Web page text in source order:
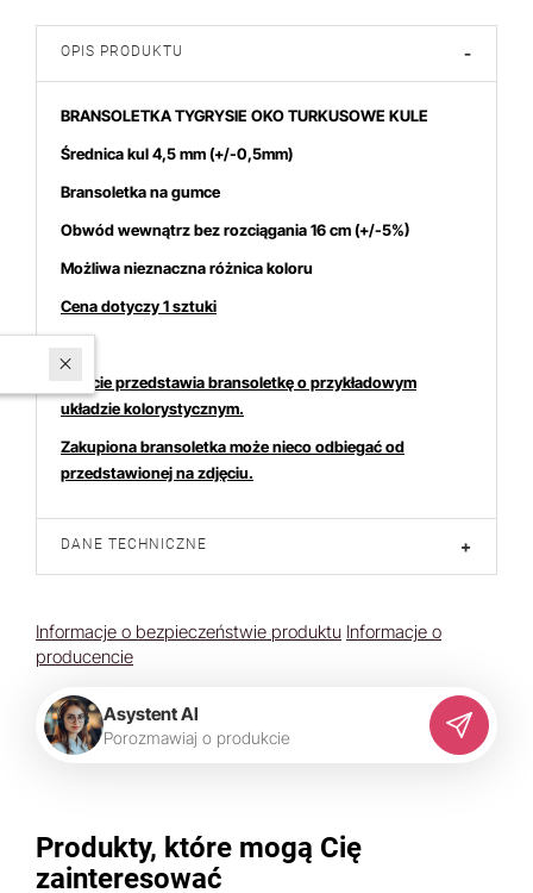
OPIS PRODUKTU -
BRANSOLETKA TYGRYSIE OKO TURKUSOWE KULE
Średnica kul 4,5 mm(+/-0,5mm)
Bransoletka na gumce
Obwód wewnątrz bez rozciągania 16 cm (+/-5%)
Możliwa nieznaczna różnica koloru
Cena dotyczy 1 sztuki
Zdjęcie przedstawia bransoletkę o przykładowym
układzie kolorystycznym.
Zakupiona bransoletka może nieco odbiegać od
przedstawionej na zdjęciu.
DANE TECHNICZNE +
Informacje o bezpieczeństwie produktu Informacje o
producencie
Asystent AI
Porozmawiaj o produkcie
Produkty, które mogą Cię
zainteresować
W ostatnich 7 dniach produktem interesują się